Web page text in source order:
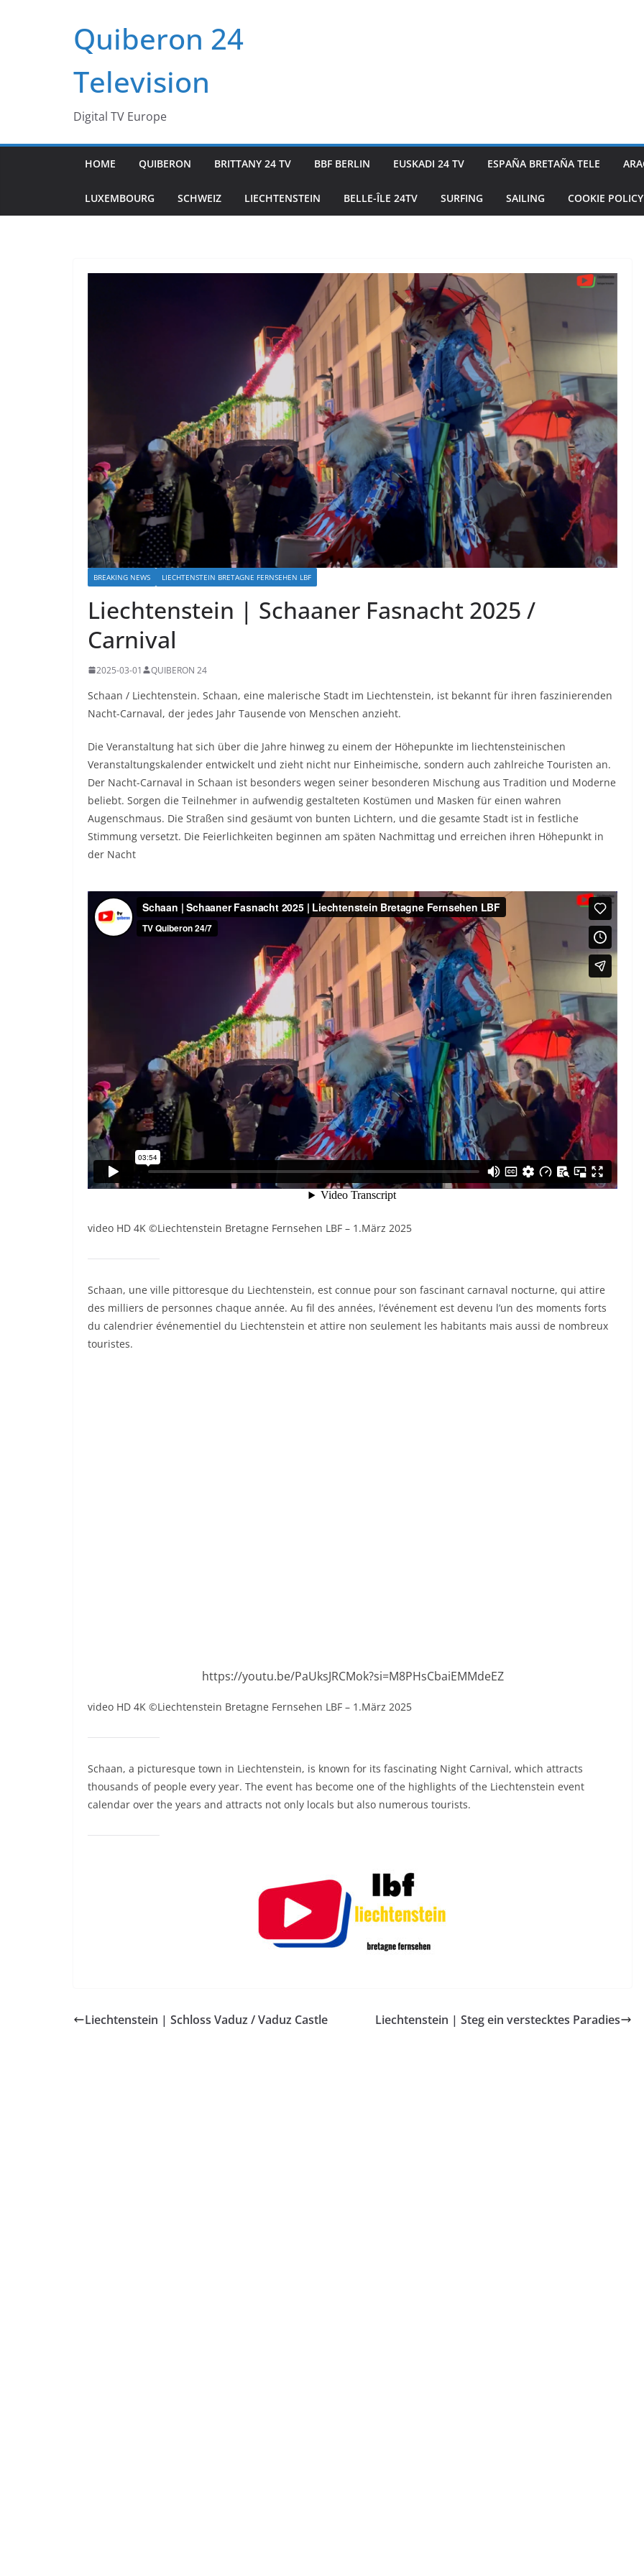
Quiberon 24
Television
Digital TV Europe
HOME QUIBERON BRITTANY 24 TV BBF BERLIN EUSKADI 24 TV ESPAÑA BRETAÑA TELE
LUXEMBOURG SCHWEIZ LIECHTENSTEIN BELLE-ÎLE 24TV SURFING SAILING COOKIE
BREAKING NEWS LIECHTENSTEIN BRETAGNE FERNSEHEN LBF
Liechtenstein | Schaaner Fasnacht 2025 /
Carnival
2025-03-01 QUIBERON 24
Schaan / Liechtenstein. Schaan, eine malerische Stadt im Liechtenstein, ist bekannt für ihren faszinierenden
Nacht-Carnaval, der jedes Jahr Tausende von Menschen anzieht.
Die Veranstaltung hat sich über die Jahre hinweg zu einem der Höhepunkte im liechtensteinischen
Veranstaltungskalender entwickelt und zieht nicht nur Einheimische, sondern auch zahlreiche Touristen an.
Der Nacht-Carnaval in Schaan ist besonders wegen seiner besonderen Mischung aus Tradition und Moderne
beliebt. Sorgen die Teilnehmer in aufwendig gestalteten Kostümen und Masken für einen wahren
Augenschmaus. Die Straßen sind gesäumt von bunten Lichtern, und die gesamte Stadt ist in festliche
Stimmung versetzt. Die Feierlichkeiten beginnen am späten Nachmittag und erreichen ihren Höhepunkt in
der Nacht
video HD 4K ©Liechtenstein Bretagne Fernsehen LBF – 1.März 2025
Schaan, une ville pittoresque du Liechtenstein, est connue pour son fascinant carnaval nocturne, qui attire
des milliers de personnes chaque année. Au fil des années, l’événement est devenu l’un des moments forts
du calendrier événementiel du Liechtenstein et attire non seulement les habitants mais aussi de nombreux
touristes.
https://youtu.be/PaUksJRCMok?si=M8PHsCbaiEMMdeEZ
video HD 4K ©Liechtenstein Bretagne Fernsehen LBF – 1.März 2025
Schaan, a picturesque town in Liechtenstein, is known for its fascinating Night Carnival, which attracts
thousands of people every year. The event has become one of the highlights of the Liechtenstein event
calendar over the years and attracts not only locals but also numerous tourists.
Liechtenstein | Schloss Vaduz / Vaduz Castle Liechtenstein | Steg ein verstecktes Paradies